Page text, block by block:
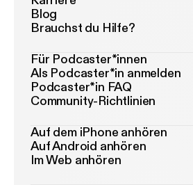
Blog
Brauchst du Hilfe?
Für Podcaster*innen
Als Podcaster*in anmelden
Podcaster*in FAQ
Community-Richtlinien
Auf dem iPhone anhören
Auf Android anhören
Im Web anhören